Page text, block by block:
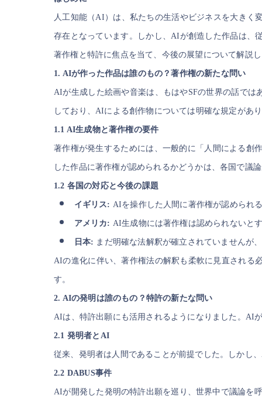
人工知能（AI）は、私たちの生活やビジネスを大きく
存在となっています。しかし、AIが創造した作品は、
著作権と特許に焦点を当て、今後の展望について解説
1. AIが作った作品は誰のもの？著作権の新たな問い
AIが生成した絵画や音楽は、もはやSFの世界の話で
しており、AIによる創作物については明確な規定があ
1.1 AI生成物と著作権の要件
著作権が発生するためには、一般的に「人間による創
した作品に著作権が認められるかどうかは、各国で議
1.2 各国の対応と今後の課題
イギリス: AIを操作した人間に著作権が認められ
アメリカ: AI生成物には著作権は認められないと
日本: まだ明確な法解釈が確立されていませんが
AIの進化に伴い、著作権法の解釈も柔軟に見直される
す。
2. AIの発明は誰のもの？特許の新たな問い
AIは、特許出願にも活用されるようになりました。AI
2.1 発明者とAI
従来、発明者は人間であることが前提でした。しかし
2.2 DABUS事件
AIが開発した発明の特許出願を巡り、世界中で議論を